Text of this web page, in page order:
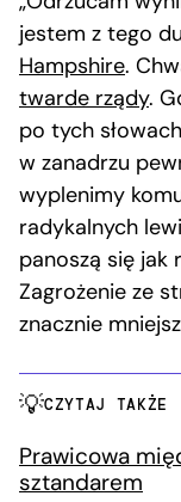
jestem z tego
Hampshire.
twarde rządy.
po tych
w zanadrzu
wyplenimy
radykalnych
panoszą się jak
Zagrożenie ze
znacznie
CZYTAJ TAKŻE
Prawicowa
sztandarem